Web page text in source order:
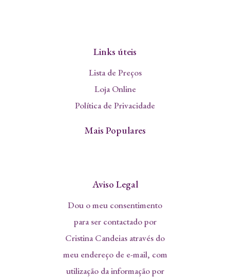
Links úteis
Lista de Preços
Loja Online
Política de Privacidade
Mais Populares
Aviso Legal
Dou o meu consentimento
para ser contactado por
Cristina Candeias através do
meu endereço de e-mail, com
utilização da informação por